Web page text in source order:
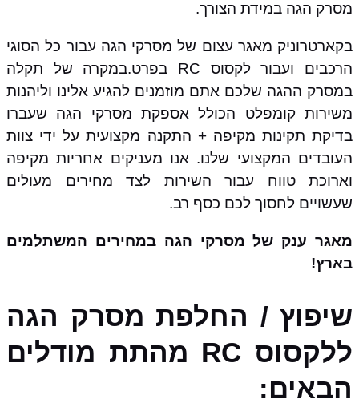
מסרק הגה במידת הצורך.
בקארטרוניק מאגר עצום של מסרקי הגה עבור כל הסוגי
הרכבים ועבור לקסוס RC בפרט.במקרה של תקלה
במסרק ההגה שלכם אתם מוזמנים להגיע אלינו וליהנות
משירות קומפלט הכולל אספקת מסרקי הגה שעברו
בדיקת תקינות מקיפה + התקנה מקצועית על ידי צוות
העובדים המקצועי שלנו. אנו מעניקים אחריות מקיפה
וארוכת טווח עבור השירות לצד מחירים מעולים
שעשויים לחסוך לכם כסף רב.
מאגר ענק של מסרקי הגה במחירים המשתלמים
בארץ!
שיפוץ / החלפת מסרק הגה
ללקסוס RC מהתת מודלים
הבאים: